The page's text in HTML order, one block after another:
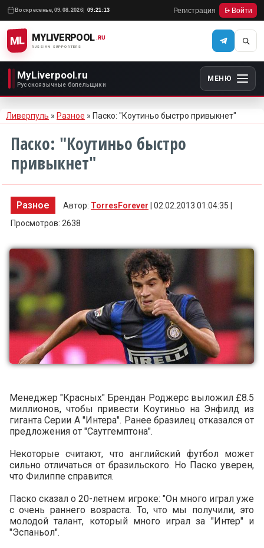
Воскресенье, 09.08.2026 09:21:13 Регистрация Войти
ML MYLIVERPOOL
RUSSIAN SUPPORTERS
.RU
MyLiverpool.ru
Русскоязычные болельщики
МЕНЮ
Ливерпуль » Разное » Паско: "Коутиньо быстро привыкнет"
Паско: "Коутиньо быстро
привыкнет"
Разное Автор: TorresForever | 02.02.2013 01:04:35 |
Просмотров: 2638
Менеджер "Красных" Брендан Роджерс выложил £8.5
миллионов, чтобы привести Коутиньо на Энфилд из
гиганта Серии А "Интера". Ранее бразилец отказался от
предложения от "Саутгемптона".
Некоторые считают, что английский футбол может
сильно отличаться от бразильского. Но Паско уверен,
что Филиппе справится.
Паско сказал о 20-летнем игроке: "Он много играл уже
с очень раннего возраста. То, что мы получили, это
молодой талант, который много играл за "Интер" и
"Эспаньол".